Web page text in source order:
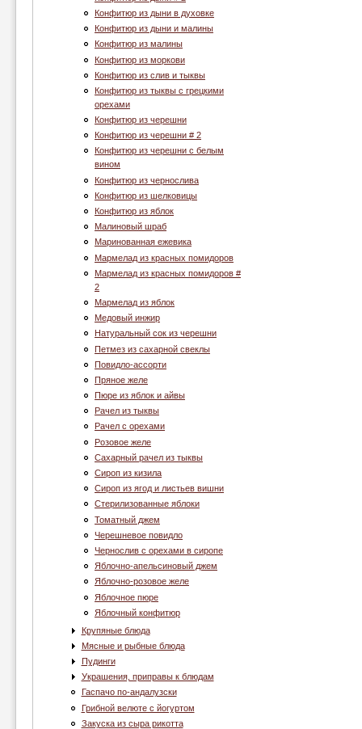
Конфитюр из дыни в духовке
Конфитюр из дыни и малины
Конфитюр из малины
Конфитюр из моркови
Конфитюр из слив и тыквы
Конфитюр из тыквы с грецкими
орехами
Конфитюр из черешни
Конфитюр из черешни # 2
Конфитюр из черешни с белым
вином
Конфитюр из чернослива
Конфитюр из шелковицы
Конфитюр из яблок
Малиновый шраб
Маринованная ежевика
Мармелад из красных помидоров
Мармелад из красных помидоров #
2
Мармелад из яблок
Медовый инжир
Натуральный сок из черешни
Петмез из сахарной свеклы
Повидло-ассорти
Пряное желе
Пюре из яблок и айвы
Рачел из тыквы
Рачел с орехами
Розовое желе
Сахарный рачел из тыквы
Сироп из кизила
Сироп из ягод и листьев вишни
Стерилизованные яблоки
Томатный джем
Черешневое повидло
Чернослив с орехами в сиропе
Яблочно-апельсиновый джем
Яблочно-розовое желе
Яблочное пюре
Яблочный конфитюр
Крупяные блюда
Мясные и рыбные блюда
Пудинги
Украшения, приправы к блюдам
Гаспачо по-андалузски
Грибной велюте с йогуртом
Закуска из сыра рикотта